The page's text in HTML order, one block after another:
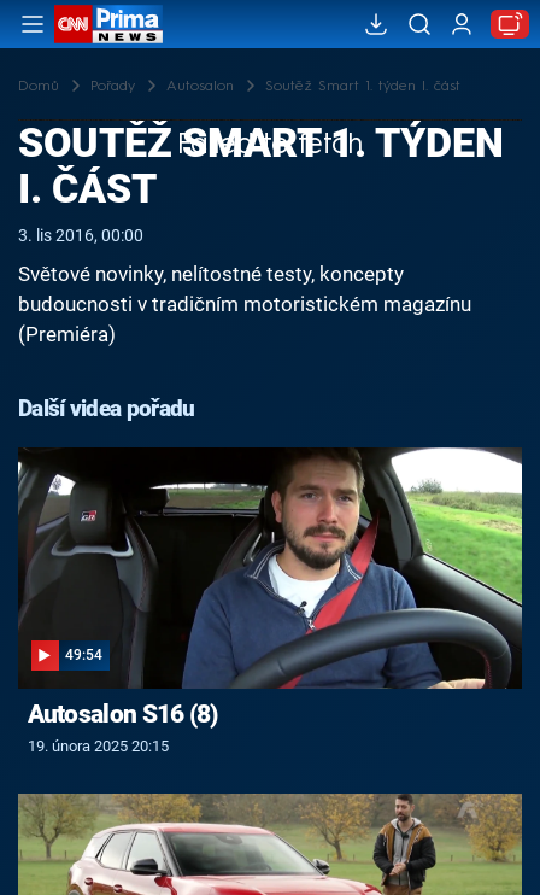
Domů Pořady Autosalon Soutěž Smart 1. týden I. část
Failed to fetch
SOUTĚŽ SMART 1. TÝDEN
I. ČÁST
3. lis 2016, 00:00
Světové novinky, nelítostné testy, koncepty
budoucnosti v tradičním motoristickém magazínu
(Premiéra)
Další videa pořadu
49:54
Autosalon S16 (8)
19. února 2025 20:15